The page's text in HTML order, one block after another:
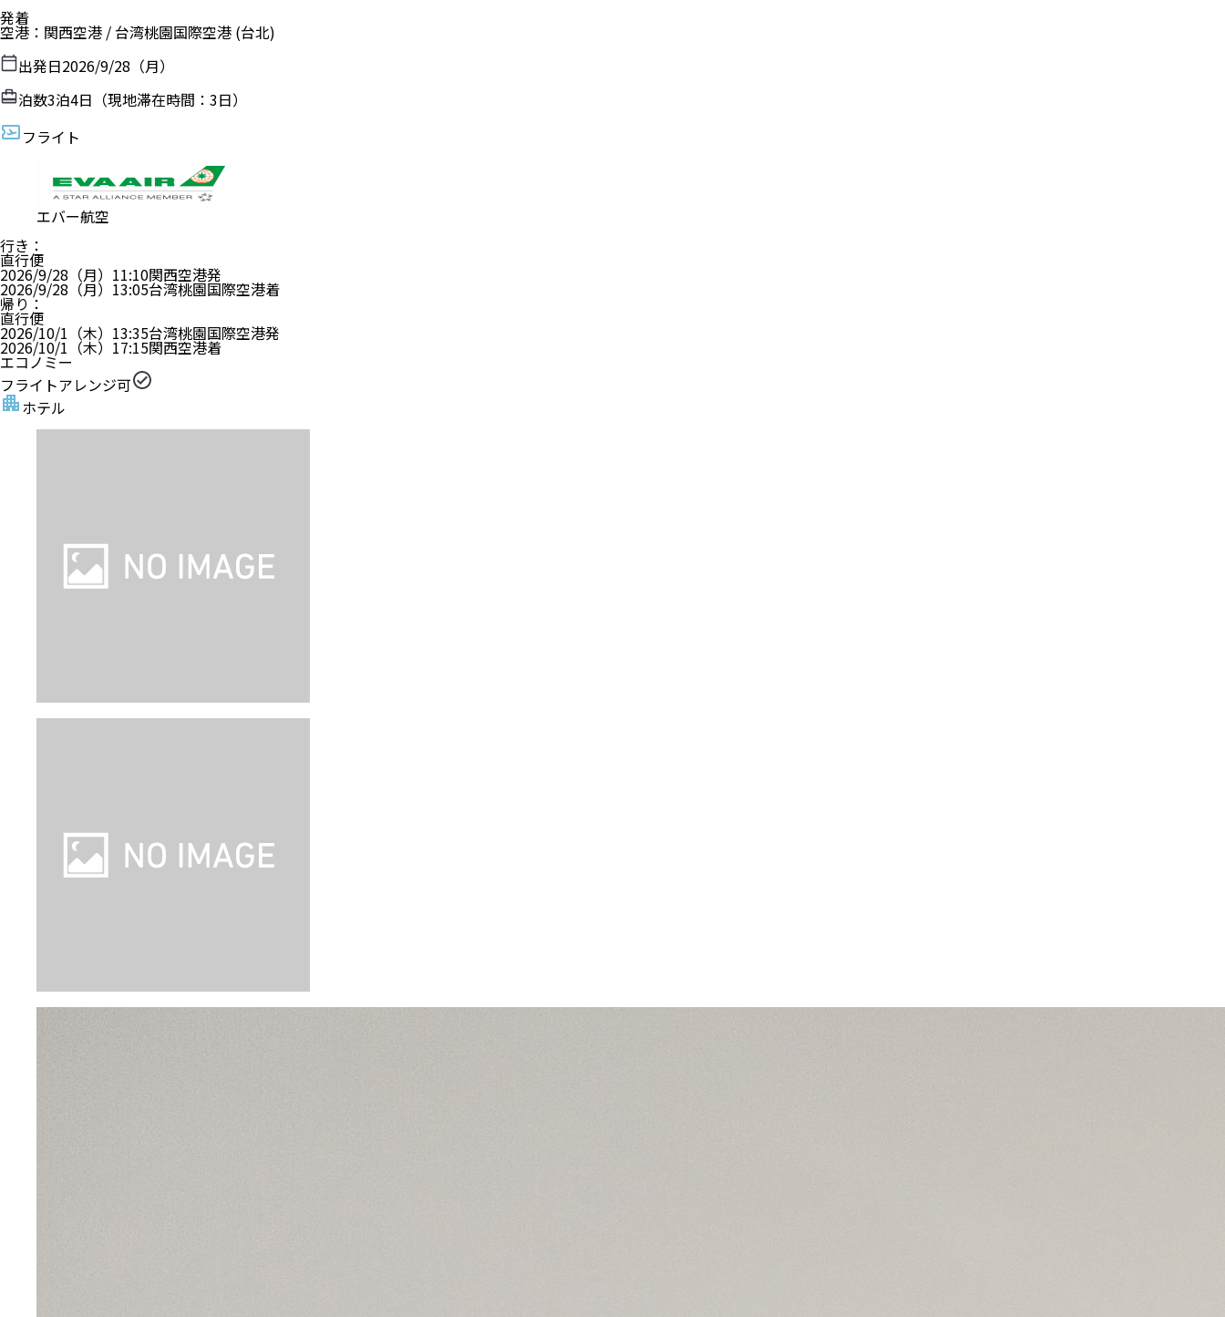
発着
空港 ： 関西空港 /台湾桃園国際空港 (台北)
出発日2026/9/28（月）
泊数3泊4日（現地滞在時間： 3日）
フライト
エバー航空
行き ：
直行便
2026/9/28（月） 11:10関西空港発
2026/9/28（月） 13:05台湾桃園国際空港着
帰り ：
直行便
2026/10/1（木） 13:35台湾桃園国際空港発
2026/10/1（木） 17:15関西空港着
エコノミー
フライトアレンジ可
ホテル